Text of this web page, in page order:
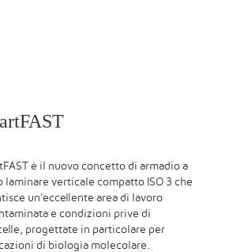
è il nuovo concetto di armadio a
laminare verticale compatto ISO 3 che
un'eccellente area di lavoro
e condizioni prive di
progettate in particolare per
di biologia molecolare.